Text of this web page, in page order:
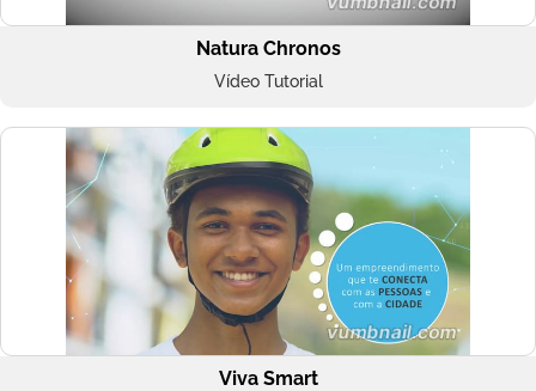
Natura Chronos
Vídeo Tutorial
Viva Smart